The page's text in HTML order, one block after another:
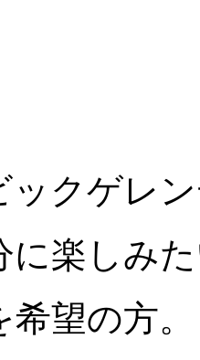
ックゲレ
に楽しみ
望の方。